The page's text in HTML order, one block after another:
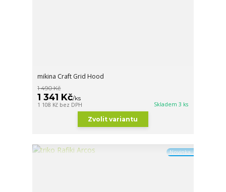
mikina Craft Grid Hood
1 490 Kč
1 341 Kč/ks
1 108 Kč bez DPH Skladem 3 ks
Zvolit variantu
Novinka